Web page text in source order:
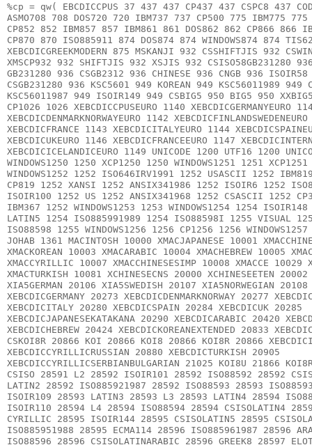
%cp = qw( EBCDICCPUS 37 437 437 CP437 437 CSPC8 437
ASMO708 708 DOS720 720 IBM737 737 CP500 775 IBM775
CP852 852 IBM857 857 IBM861 861 DOS862 862 CP866 866
CP870 870 ISO885911 874 DOS874 874 WINDOWS874 874
XEBCDICGREEKMODERN 875 MSKANJI 932 CSSHIFTJIS 932
XMSCP932 932 SHIFTJIS 932 XSJIS 932 CSISO58GB231280
GB231280 936 CSGB2312 936 CHINESE 936 CNGB 936
CSGB231280 936 KSC5601 949 KOREAN 949 KSC56011989 949
KSC56011987 949 ISOIR149 949 CSBIG5 950 BIG5 950
CP1026 1026 XEBCDICCPUSEURO 1140 XEBCDICGERMANYEURO
XEBCDICDENMARKNORWAYEURO 1142
XEBCDICFRANCE 1143 XEBCDICITALYEURO 1144
XEBCDICUKEURO 1146 XEBCDICFRANCEEURO 1147
XEBCDICICELANDICEURO 1149 UNICODE 1200 UTF16 1200
WINDOWS1250 1250 XCP1250 1250 WINDOWS1251 1251
WINDOWS1252 1252 ISO646IRV1991 1252 USASCII 1252
CP819 1252 XANSI 1252 ANSIX341986 1252 ISOIR6 1252
ISOIR100 1252 US 1252 ANSIX341968 1252 CSASCII 1252
IBM367 1252 WINDOWS1253 1253 WINDOWS1254 1254
LATIN5 1254 ISO885991989 1254 ISO88598I 1255 VISUAL
ISO88598 1255 WINDOWS1256 1256 CP1256 1256
JOHAB 1361 MACINTOSH 10000 XMACJAPANESE 10001
XMACKOREAN 10003 XMACARABIC 10004 XMACHEBREW 10005
XMACCYRILLIC 10007 XMACCHINESESIMP 10008 XMACCE 10029
XMACTURKISH 10081 XCHINESECNS 20000 XCHINESEETEN
XIA5GERMAN 20106 XIA5SWEDISH 20107 XIA5NORWEGIAN
XEBCDICGERMANY 20273 XEBCDICDENMARKNORWAY 20277
XEBCDICITALY 20280 XEBCDICSPAIN 20284 XEBCDICUK 20285
XEBCDICJAPANESEKATAKANA 20290 XEBCDICARABIC 20420
XEBCDICHEBREW 20424 XEBCDICKOREANEXTENDED 20833
CSKOI8R 20866 KOI 20866 KOI8 20866 KOI8R 20866
XEBCDICCYRILLICRUSSIAN 20880 XEBCDICTURKISH 20905
XEBCDICCYRILLICSERBIANBULGARIAN 21025 KOI8U 21866
CSISO 28591 L2 28592 ISOIR101 28592 ISO88592 28592
LATIN2 28592 ISO885921987 28592 ISO88593 28593
ISOIR109 28593 LATIN3 28593 L3 28593 LATIN4 28594
ISOIR110 28594 L4 28594 ISO88594 28594 CSISOLATIN4
CYRILLIC 28595 ISOIR144 28595 CSISOLATIN5 28595
ISO885951988 28595 ECMA114 28596 ISO885961987 28596
ISO88596 28596 CSISOLATINARABIC 28596 GREEK8 28597